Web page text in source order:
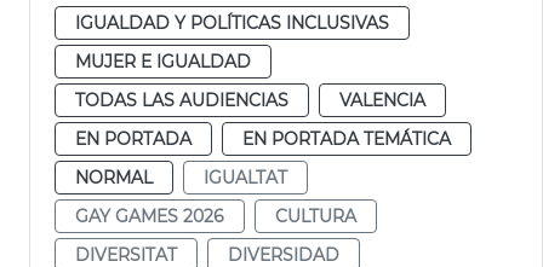
IGUALDAD Y POLÍTICAS INCLUSIVAS
MUJER E IGUALDAD
TODAS LAS AUDIENCIAS
VALENCIA
EN PORTADA
EN PORTADA TEMÁTICA
NORMAL
IGUALTAT
GAY GAMES 2026
CULTURA
DIVERSITAT
DIVERSIDAD